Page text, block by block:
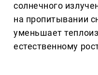
солнечного
на пропитывании
уменьшает
естественному